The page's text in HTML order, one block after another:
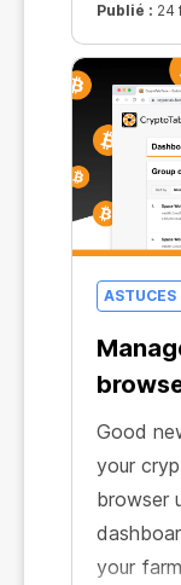
Publié : 24
Good
your
browser
your